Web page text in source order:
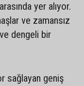
yer alıyor.
ve zamansız
dengeli bir
sağlayan geniş